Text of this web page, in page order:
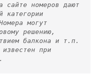
сайте номеров дают
категории
могут
решению,
балкона и т.п.
известен при